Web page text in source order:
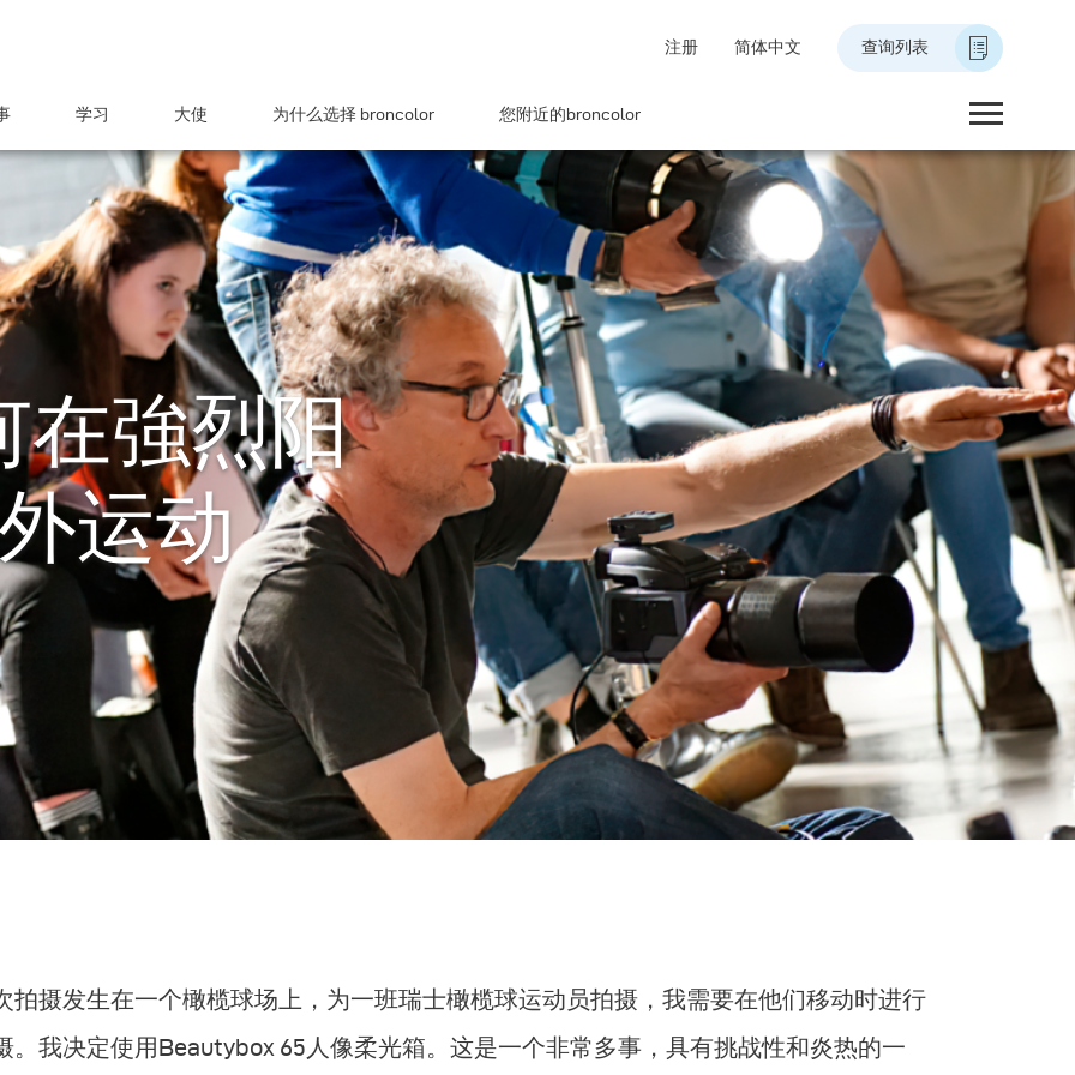
注册 简体中文 查询列表
学习 大使 为什么选择 broncolor 您附近的broncolor
在強烈阳
运动
拍摄发生在一个橄榄球场上，为一班瑞士橄榄球运动员拍摄，我需要在他们移动时进行
。我决定使用Beautybox 65人像柔光箱。这是一个非常多事，具有挑战性和炎热的一